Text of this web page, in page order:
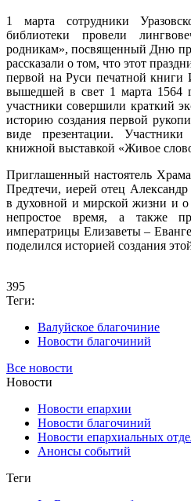
1 марта сотрудники
библиотеки провели
родникам», посвященный Дню
рассказали о том, что этот
первой на Руси печатной книги
вышедшей в свет 1 марта 1564
участники совершили краткий
историю создания первой
виде презентации.
книжной выставкой «Живое
Приглашенный настоятель
Предтечи, иерей отец Александр
в духовной и мирской жизни и
непростое время, а также
императрицы Елизаветы –
поделился историей создания
395
Теги:
Валуйское благочиние
Новости благочиний
Все новости
Новости
Новости епархии
Новости благочиний
Новости епархиальных
Анонсы событий
Теги